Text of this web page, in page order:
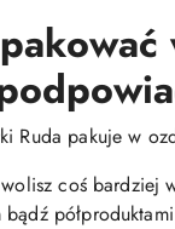
Ruda pakuje w
coś bardziej
bądź